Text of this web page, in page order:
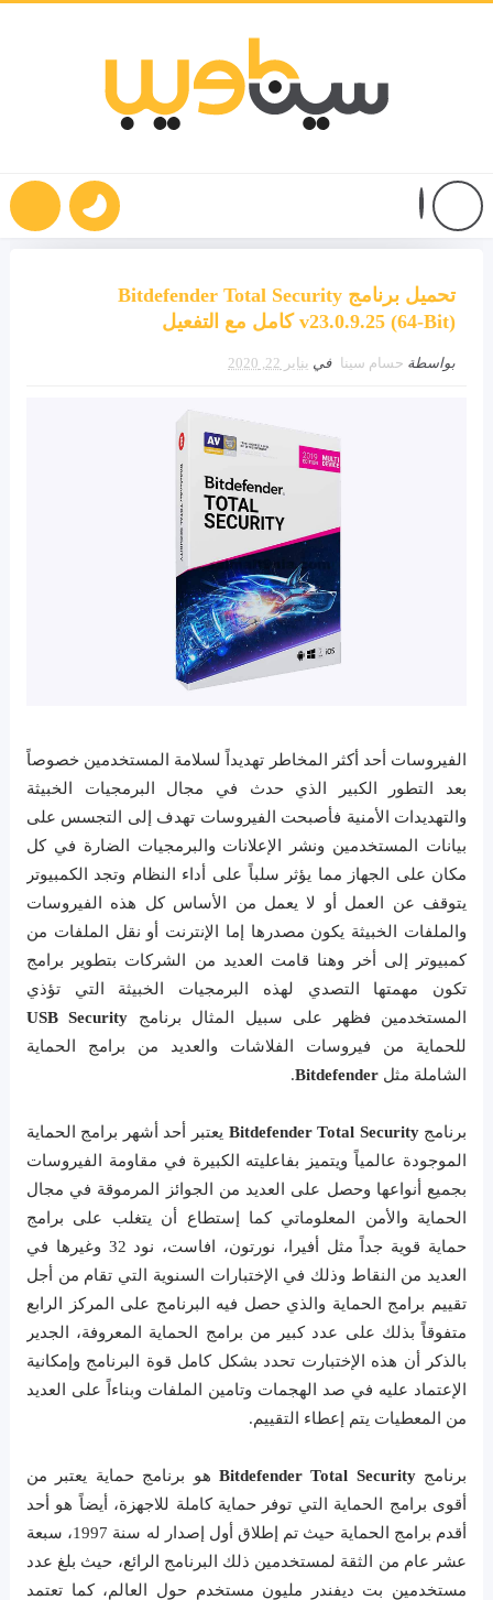
تحميل برنامج Bitdefender Total Security
v23.0.9.25 (64-Bit) كامل مع التفعيل
بواسطة حسام سينا في يناير 22, 2020
الفيروسات أحد أكثر المخاطر تهديداً لسلامة المستخدمين خصوصاً
بعد التطور الكبير الذي حدث في مجال البرمجيات الخبيثة
والتهديدات الأمنية فأصبحت الفيروسات تهدف إلى التجسس على
بيانات المستخدمين ونشر الإعلانات والبرمجيات الضارة في كل
مكان على الجهاز مما يؤثر سلباً على أداء النظام وتجد الكمبيوتر
يتوقف عن العمل أو لا يعمل من الأساس كل هذه الفيروسات
والملفات الخبيثة يكون مصدرها إما الإنترنت أو نقل الملفات من
كمبيوتر إلى أخر وهنا قامت العديد من الشركات بتطوير برامج
تكون مهمتها التصدي لهذه البرمجيات الخبيثة التي تؤذي
المستخدمين فظهر على سبيل المثال برنامج USB Security
للحماية من فيروسات الفلاشات والعديد من برامج الحماية
الشاملة مثل Bitdefender
.
برنامجBitdefender Total Security يعتبر أحد أشهر برامج الحماية
الموجودة عالمياً ويتميز بفاعليته الكبيرة في مقاومة الفيروسات
بجميع أنواعها وحصل على العديد من الجوائز المرموقة في مجال
الحماية والأمن المعلوماتي كما إستطاع أن يتغلب على برامج
حماية قوية جداً مثل أفيرا، نورتون، افاست، نود 32 وغيرها في
العديد من النقاط وذلك في الإختبارات السنوية التي تقام من أجل
تقييم برامج الحماية والذي حصل فيه البرنامج على المركز الرابع
متفوقاً بذلك على عدد كبير من برامج الحماية المعروفة، الجدير
بالذكر أن هذه الإختبارت تحدد بشكل كامل قوة البرنامج وإمكانية
الإعتماد عليه في صد الهجمات وتامين الملفات وبناءاً على العديد
من المعطيات يتم إعطاء التقييم.
برنامجBitdefender Total Security هو برنامج حماية يعتبر من
أقوى برامج الحماية التي توفر حماية كاملة للاجهزة، أيضاً هو أحد
أقدم برامج الحماية حيث تم إطلاق أول إصدار له سنة 1997، سبعة
عشر عام من الثقة لمستخدمين ذلك البرنامج الرائع، حيث بلغ عدد
مستخدمين بت ديفندر مليون مستخدم حول العالم، كما تعتمد